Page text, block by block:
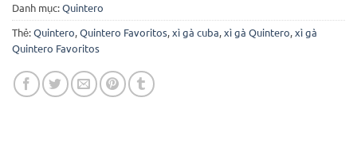
Danh mục:Quintero
Thẻ:Quintero,Quintero Favoritos,xì gà cuba,xì gà Quintero,xì gà
Quintero Favoritos